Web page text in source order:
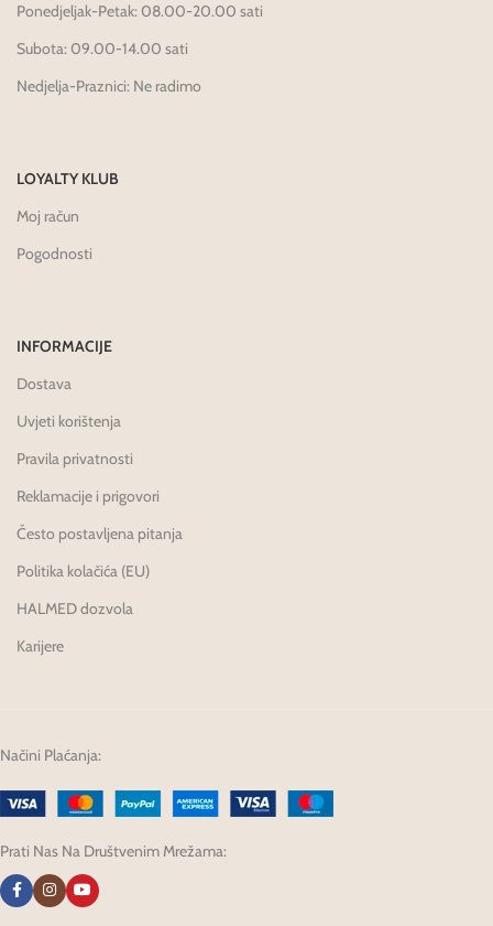
Ponedjeljak-Petak: 08.00-20.00 sati
Subota: 09.00-14.00 sati
Nedjelja-Praznici: Ne radimo
LOYALTY KLUB
Moj račun
Pogodnosti
INFORMACIJE
Dostava
Uvjeti korištenja
Pravila privatnosti
Reklamacije i prigovori
Često postavljena pitanja
Politika kolačića (EU)
HALMED dozvola
Karijere
Načini Plaćanja:
Prati Nas Na Društvenim Mrežama: